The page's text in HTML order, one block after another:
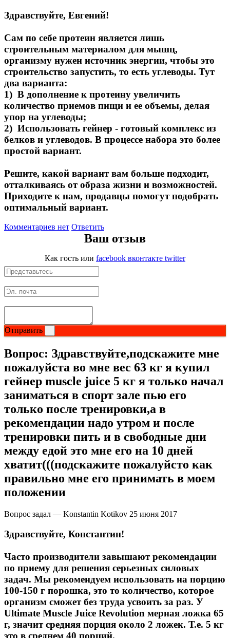
Здравствуйте, Евгений!
Сам по себе протеин является лишь
строительным материалом для мышц,
организму нужен источник энергии, чтобы это
строительство запустить, то есть углеводы. Тут
два варианта:
1) В дополнение к протеину увеличить
количество приемов пищи и ее объемы, делая
упор на углеводы;
2) Использовать гейнер - готовый комплекс из
белков и углеводов. В процессе набора это более
простой вариант.
Решите, какой вариант вам больше подходит,
отталкиваясь от образа жизни и возможностей.
Приходите к нам, продавцы помогут подобрать
оптимальный вариант.
Комментариев нет Ответить
Ваш отзыв
Как гость или facebook вконтакте twitter
Отправить
Вопрос: Здравствуйте,подскажите мне
пожалуйста во мне вес 63 кг я купил
гейнер muscle juice 5 кг я только начал
заниматься в спорт зале пью его
только после тренировки,а в
рекомендации надо утром и после
тренировки пить и в свободные дни
между едой это мне его на 10 дней
хватит(((подскажите пожалуйсто как
правильно мне его принимать в моем
положении
Вопрос задал — Konstantin Kotikov 25 июня 2017
Здравствуйте, Константин!
Часто производители завышают рекомендации
по приему для решения серьезных силовых
задач. Мы рекомендуем использовать на порцию
100-150 г порошка, это то количество, которое
организм сможет без труда усвоить за раз. У
Ultimate Muscle Juice Revolution мерная ложка 65
г, значит средняя порция около 2 ложек. Т.е. 5 кг
это в среднем 40 порций.